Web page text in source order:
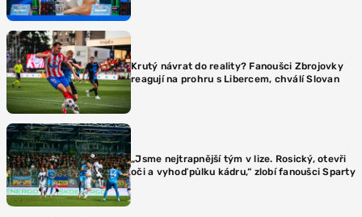
Krutý návrat do reality? Fanoušci Zbrojovky
reagují na prohru s Libercem, chválí Slovan
„Jsme nejtrapnější tým v lize. Rosický, otevři
oči a vyhoď půlku kádru,“ zlobí fanoušci Sparty